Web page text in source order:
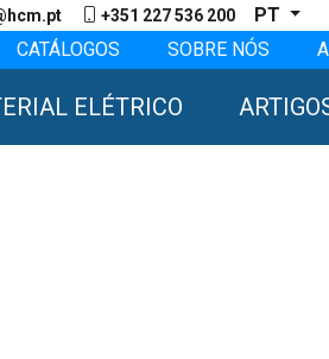
+351 227 536 200
PT
CATÁLOGOS SOBRE NÓS
ELÉTRICO